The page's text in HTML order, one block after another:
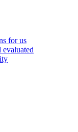
for us
evaluated